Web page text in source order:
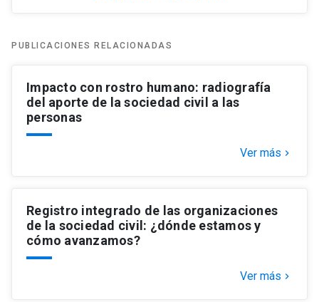
PUBLICACIONES RELACIONADAS
Impacto con rostro humano: radiografía
del aporte de la sociedad civil a las
personas
Ver más keyboard_arrow_right
Registro integrado de las organizaciones
de la sociedad civil: ¿dónde estamos y
cómo avanzamos?
Ver más keyboard_arrow_right